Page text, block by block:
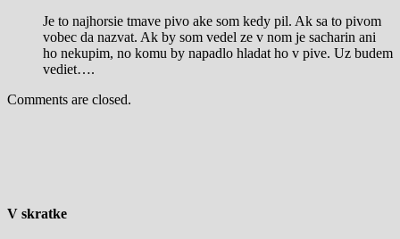
Je to najhorsie tmave pivo ake som kedy pil. Ak sa to pivom
vobec da nazvat. Ak by som vedel ze v nom je sacharin ani
ho nekupim, no komu by napadlo hladat ho v pive. Uz budem
vediet….
Comments are closed.
V skratke